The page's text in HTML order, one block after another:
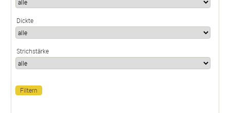
Dickte
Strichstärke